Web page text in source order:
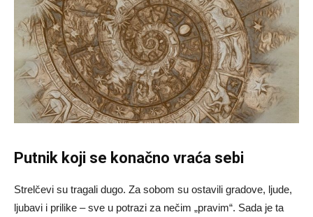
Putnik koji se konačno vraća sebi
Strelčevi su tragali dugo. Za sobom su ostavili gradove, ljude,
ljubavi i prilike – sve u potrazi za nečim „pravim“. Sada je ta